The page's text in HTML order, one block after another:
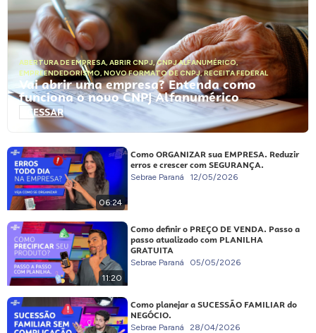
ABERTURA DE EMPRESA, ABRIR CNPJ,CNPJ ALFANUMÉRICO,
EMPREENDEDORISMO, NOVO FORMATO DE CNPJ,RECEITA FEDERAL
Vai abrir uma empresa? Entenda como
funciona o novo CNPJ Alfanumérico
ACESSAR
06:24
Como ORGANIZAR sua EMPRESA. Reduzir
erros e crescer com SEGURANÇA.
Sebrae Paraná 12/05/2026
11:20
Como definir o PREÇO DE VENDA. Passo a
passo atualizado com PLANILHA
GRATUITA
Sebrae Paraná 05/05/2026
Como planejar a SUCESSÃO FAMILIAR do
NEGÓCIO.
Sebrae Paraná 28/04/2026